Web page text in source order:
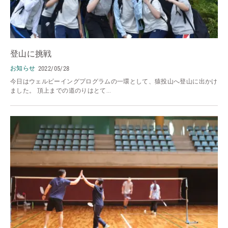
登山に挑戦
お知らせ 2022/05/28
今日はウェルビーイングプログラムの一環として、猿投山へ登山に出かけ
ました。 頂上までの道のりはとて...